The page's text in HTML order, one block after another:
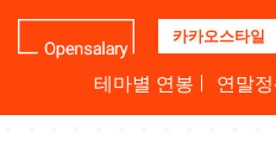
업
명
테마별 연봉 연말